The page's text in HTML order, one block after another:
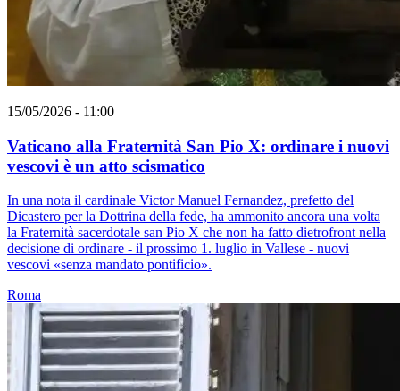
15/05/2026 - 11:00
Vaticano alla Fraternità San Pio X: ordinare i nuovi
vescovi è un atto scismatico
In una nota il cardinale Victor Manuel Fernandez, prefetto del
Dicastero per la Dottrina della fede, ha ammonito ancora una volta
la Fraternità sacerdotale san Pio X che non ha fatto dietrofront nella
decisione di ordinare - il prossimo 1. luglio in Vallese - nuovi
vescovi «senza mandato pontificio».
Roma